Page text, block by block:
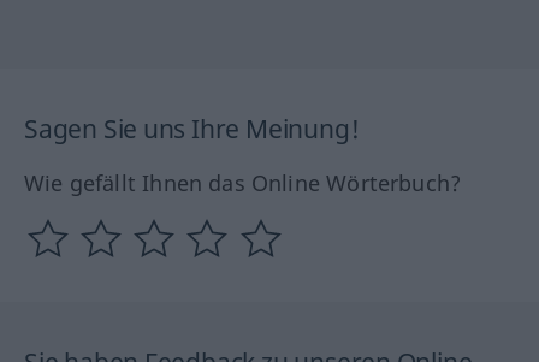
Sagen Sie uns Ihre Meinung!
Wie gefällt Ihnen das Online Wörterbuch?